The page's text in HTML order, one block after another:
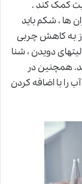
کمک کند .
ها ، شکم باید
به کاهش چربی
دویدن ، شنا
همچنین در
فعالیت ها مقدار ۶ تا ۸ لیوان آب را با اضافه کردن